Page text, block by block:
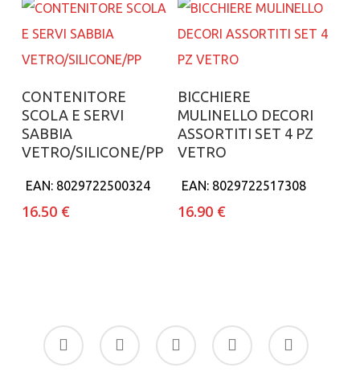
Aggiungi al carrello
CONTENITORE
SCOLA E SERVI
SABBIA
VETRO/SILICONE/PP
EAN: 8029722500324
16.50 €
Aggiungi al carrello
BICCHIERE
MULINELLO DECORI
ASSORTITI SET 4 PZ
VETRO
EAN: 8029722517308
16.90 €
facebook
google-
plus
instagram whatsapp tiktok